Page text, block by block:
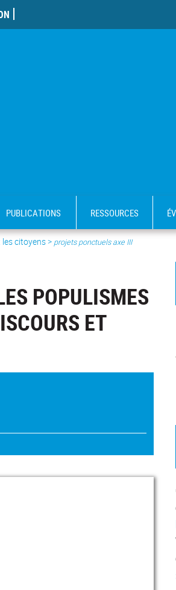
PUBLICATIONS RESSOURCES
les citoyens> projets ponctuels axe III
POPULISMES
ET